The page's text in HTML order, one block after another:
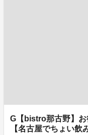
G【bistro那古野】お
【名古屋でちょい飲